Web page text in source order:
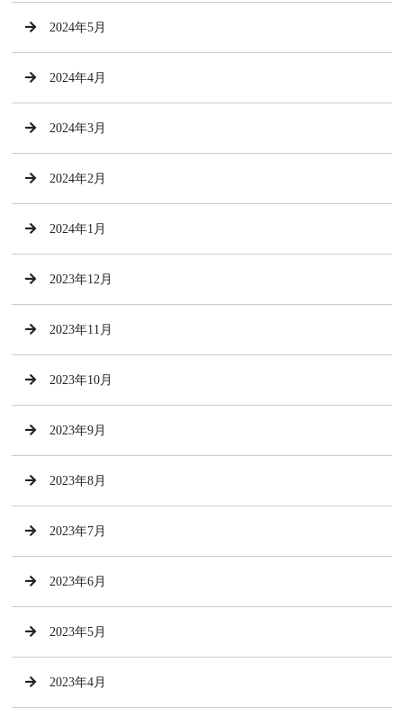
2024年5月
2024年4月
2024年3月
2024年2月
2024年1月
2023年12月
2023年11月
2023年10月
2023年9月
2023年8月
2023年7月
2023年6月
2023年5月
2023年4月